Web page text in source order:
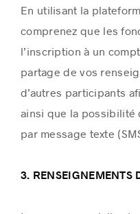
En utilisant la
comprenez que les
l’inscription à un
partage de vos
d’autres participants
ainsi que la possibilité
par message texte
3. RENSEIGNEMENTS